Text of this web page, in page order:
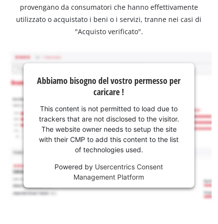
provengano da consumatori che hanno effettivamente
utilizzato o acquistato i beni o i servizi, tranne nei casi di
"Acquisto verificato".
Abbiamo bisogno del vostro permesso per
caricare !
This content is not permitted to load due to
trackers that are not disclosed to the visitor.
The website owner needs to setup the site
with their CMP to add this content to the list
of technologies used.
Powered by Usercentrics Consent
Management Platform